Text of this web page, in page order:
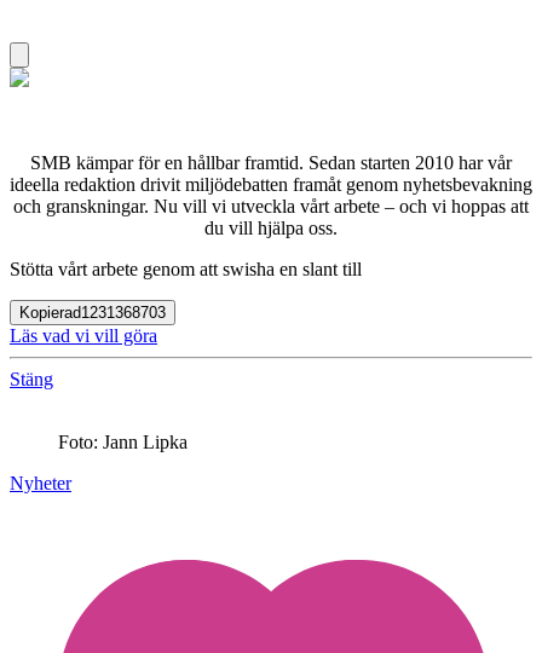
SMB kämpar för en hållbar framtid. Sedan starten 2010 har vår
ideella redaktion drivit miljödebatten framåt genom nyhetsbevakning
och granskningar. Nu vill vi utveckla vårt arbete – och vi hoppas att
du vill hjälpa oss.
Stötta vårt arbete genom att swisha en slant till
Kopierad1231368703
Läs vad vi vill göra
Stäng
Foto: Jann Lipka
Nyheter